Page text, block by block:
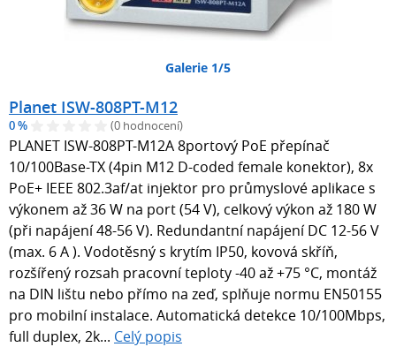
Galerie 1/5
Planet ISW-808PT-M12
0 % (0 hodnocení)
PLANET ISW-808PT-M12A 8portový PoE přepínač
10/100Base-TX (4pin M12 D-coded female konektor), 8x
PoE+ IEEE 802.3af/at injektor pro průmyslové aplikace s
výkonem až 36 W na port (54 V), celkový výkon až 180 W
(při napájení 48-56 V). Redundantní napájení DC 12-56 V
(max. 6 A ). Vodotěsný s krytím IP50, kovová skříň,
rozšířený rozsah pracovní teploty -40 až +75 °C, montáž
na DIN lištu nebo přímo na zeď, splňuje normu EN50155
pro mobilní instalace. Automatická detekce 10/100Mbps,
full duplex, 2k... Celý popis